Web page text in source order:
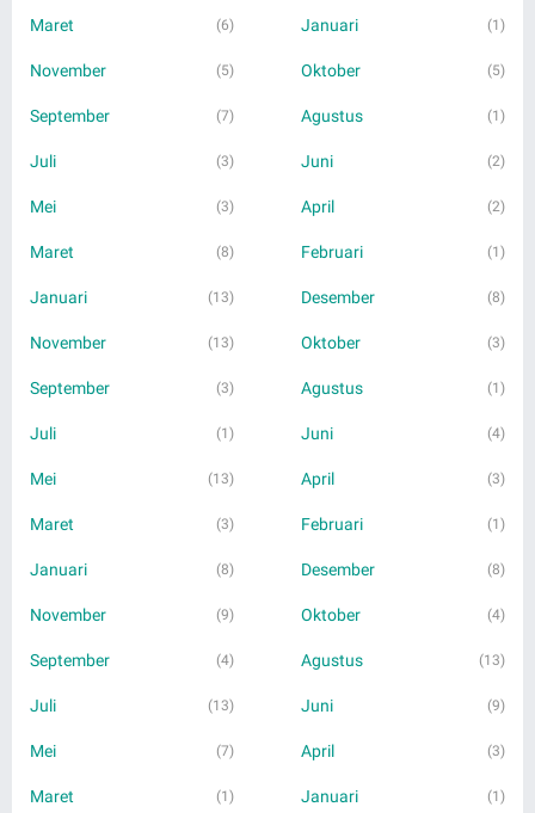
Maret (6) Januari (1)
November (5) Oktober (5)
September (7) Agustus (1)
Juli (3) Juni (2)
Mei (3) April (2)
Maret (8) Februari (1)
Januari (13) Desember (8)
November (13) Oktober (3)
September (3) Agustus (1)
Juli (1) Juni (4)
Mei (13) April (3)
Maret (3) Februari (1)
Januari (8) Desember (8)
November (9) Oktober (4)
September (4) Agustus (13)
Juli (13) Juni (9)
Mei (7) April (3)
Maret (1) Januari (1)